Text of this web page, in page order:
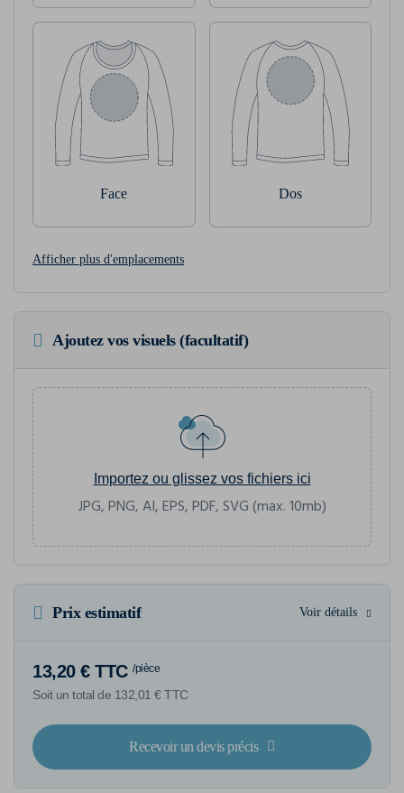
Face Dos
Afficher plus d'emplacements
Ajoutez vos visuels (facultatif)
Importez ou glissez vos fichiers ici
JPG, PNG, AI, EPS, PDF, SVG (max. 10mb)
Prix estimatif Voir détails
13,20 € TTC /pièce
Soit un total de 132,01 € TTC
Recevoir un devis précis